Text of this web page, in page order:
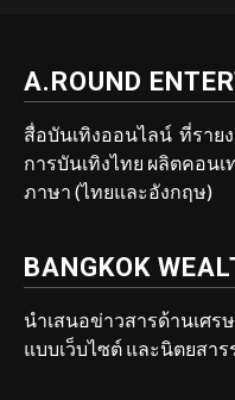
A.ROUND
สื่อบันเทิงออนไลน์ ที่ราย
การบันเทิงไทย ผลิตคอน
ภาษา (ไทยและอังกฤษ)
BANGKOK
นำเสนอข่าวสารด้านเศร
แบบเว็บไซต์ และนิตยสาร